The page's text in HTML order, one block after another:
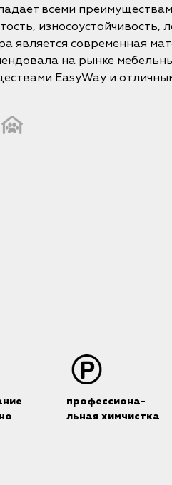
всеми
износоустойчивость,
является современная
на рынке
EasyWay и
профессиона-
льная химчистка